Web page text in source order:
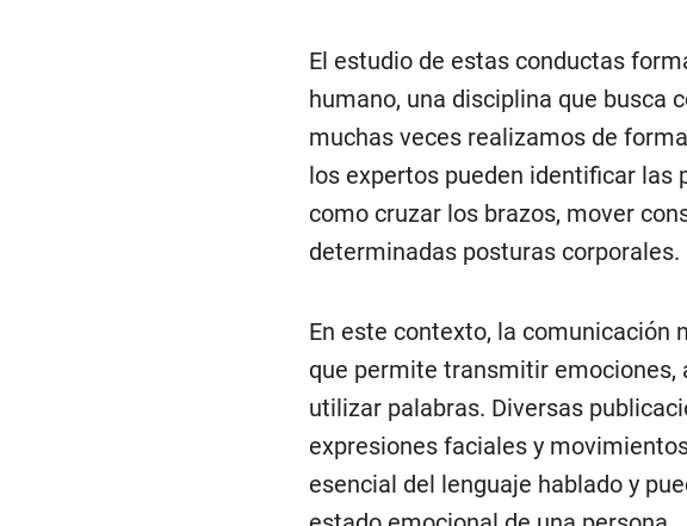
El estudio de estas conductas
humano, una disciplina que busca
muchas veces realizamos de
los expertos pueden identificar
como cruzar los brazos, mover
determinadas posturas corporales.
En este contexto, la comunicación
que permite transmitir emociones,
utilizar palabras. Diversas
expresiones faciales y
esencial del lenguaje hablado y